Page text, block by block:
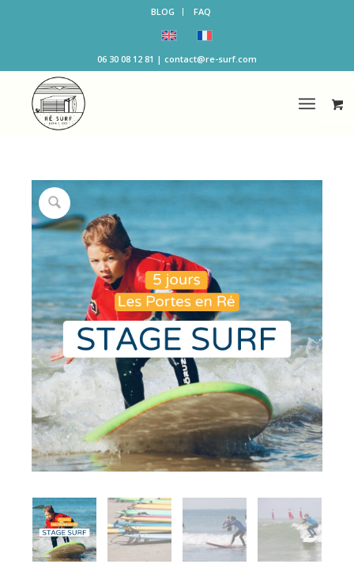
BLOG FAQ
06 30 08 12 81 | contact@re-surf.com